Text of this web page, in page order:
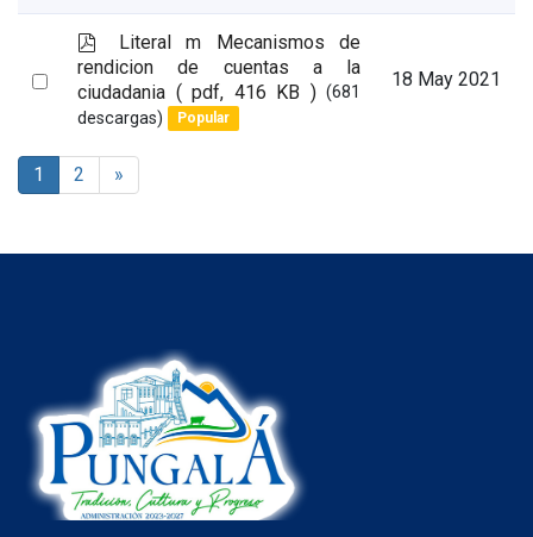
Select
p
d
f
Literal m Mecanismos de
rendicion de cuentas a la
ciudadania ( pdf, 416 KB ) (681
descargas)
Popular
18 May 2021
1 2 »